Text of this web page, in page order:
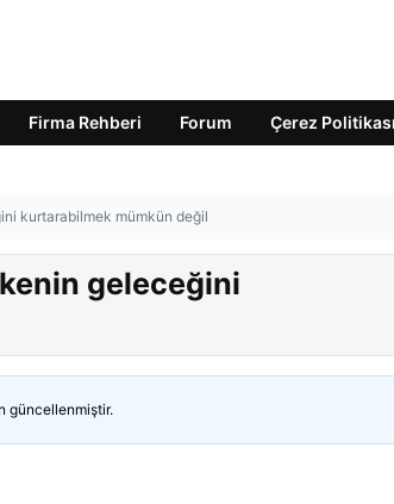
Firma Rehberi Forum Çerez Politikası
kurtarabilmek mümkün değil
geleceğini
güncellenmiştir.